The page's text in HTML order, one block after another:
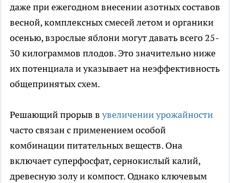
даже при ежегодном внесении азотных составов
весной, комплексных смесей летом и органики
осенью, взрослые яблони могут давать всего 25-
30 килограммов плодов. Это значительно ниже
их потенциала и указывает на неэффективность
общепринятых схем.
Решающий прорыв в увеличении урожайности
часто связан с применением особой
комбинации питательных веществ. Она
включает суперфосфат, сернокислый калий,
древесную золу и компост. Однако ключевым